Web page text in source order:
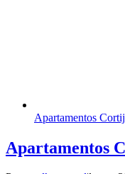
Apartamentos
Apartamentos